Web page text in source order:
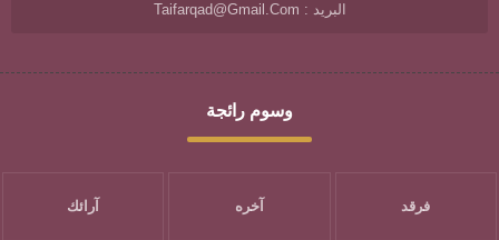
البريد : Taifarqad@gmail.com
وسوم رائجة
فرقد آخره آرائك